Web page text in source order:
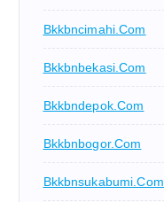
Bkkbncimahi.com
Bkkbnbekasi.com
Bkkbndepok.com
Bkkbnbogor.com
Bkkbnsukabumi.com